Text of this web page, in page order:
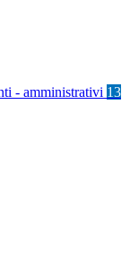
- amministrativi 13